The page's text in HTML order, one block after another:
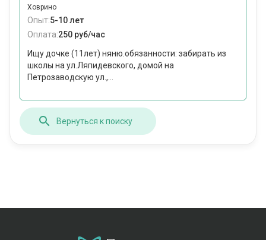
Ховрино
Опыт:5-10 лет
Оплата:250 руб/час
Ищу дочке (11лет) няню.обязанности: забирать из
школы на ул.Ляпидевского, домой на
Петрозаводскую ул.,...
Вернуться к поиску